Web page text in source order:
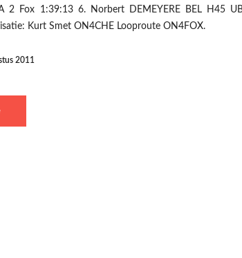
2 Fox 1:39:13 6. Norbert DEMEYERE BEL H45
Kurt Smet ON4CHE Looproute ON4FOX.
2011